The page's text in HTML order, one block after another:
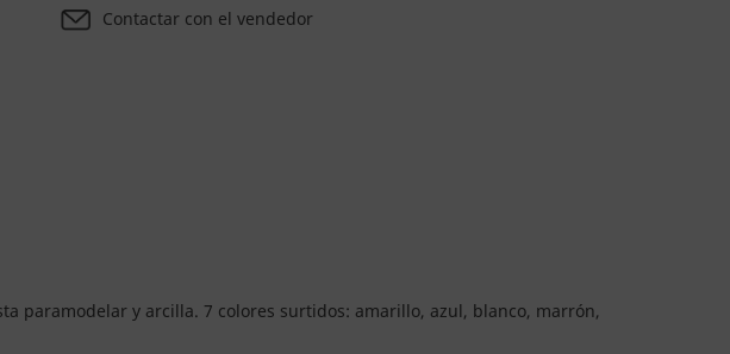
Contactar con el vendedor
paramodelar y arcilla. 7 colores surtidos: amarillo, azul, blanco, marrón,